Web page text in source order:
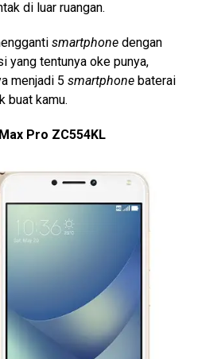
di luar ruangan.
smartphone dengan
yang tentunya oke punya,
menjadi 5 smartphone baterai
buat kamu.
Pro ZC554KL